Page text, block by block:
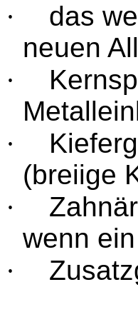
·
das
neuen
·
·
(breiige
·
wenn
·